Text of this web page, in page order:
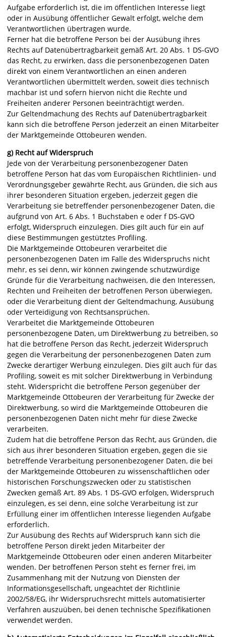
Aufgabe erforderlich ist, die im öffentlichen Interesse liegt
oder in Ausübung öffentlicher Gewalt erfolgt, welche dem
Verantwortlichen übertragen wurde.
Ferner hat die betroffene Person bei der Ausübung ihres
Rechts auf Datenübertragbarkeit gemäß Art. 20 Abs. 1 DS-GVO
das Recht, zu erwirken, dass die personenbezogenen Daten
direkt von einem Verantwortlichen an einen anderen
Verantwortlichen übermittelt werden, soweit dies technisch
machbar ist und sofern hiervon nicht die Rechte und
Freiheiten anderer Personen beeinträchtigt werden.
Zur Geltendmachung des Rechts auf Datenübertragbarkeit
kann sich die betroffene Person jederzeit an einen Mitarbeiter
der Marktgemeinde Ottobeuren wenden.
g) Recht auf Widerspruch
Jede von der Verarbeitung personenbezogener Daten
betroffene Person hat das vom Europäischen Richtlinien- und
Verordnungsgeber gewährte Recht, aus Gründen, die sich aus
ihrer besonderen Situation ergeben, jederzeit gegen die
Verarbeitung sie betreffender personenbezogener Daten, die
aufgrund von Art. 6 Abs. 1 Buchstaben e oder f DS-GVO
erfolgt, Widerspruch einzulegen. Dies gilt auch für ein auf
diese Bestimmungen gestütztes Profiling.
Die Marktgemeinde Ottobeuren verarbeitet die
personenbezogenen Daten im Falle des Widerspruchs nicht
mehr, es sei denn, wir können zwingende schutzwürdige
Gründe für die Verarbeitung nachweisen, die den Interessen,
Rechten und Freiheiten der betroffenen Person überwiegen,
oder die Verarbeitung dient der Geltendmachung, Ausübung
oder Verteidigung von Rechtsansprüchen.
Verarbeitet die Marktgemeinde Ottobeuren
personenbezogene Daten, um Direktwerbung zu betreiben, so
hat die betroffene Person das Recht, jederzeit Widerspruch
gegen die Verarbeitung der personenbezogenen Daten zum
Zwecke derartiger Werbung einzulegen. Dies gilt auch für das
Profiling, soweit es mit solcher Direktwerbung in Verbindung
steht. Widerspricht die betroffene Person gegenüber der
Marktgemeinde Ottobeuren der Verarbeitung für Zwecke der
Direktwerbung, so wird die Marktgemeinde Ottobeuren die
personenbezogenen Daten nicht mehr für diese Zwecke
verarbeiten.
Zudem hat die betroffene Person das Recht, aus Gründen, die
sich aus ihrer besonderen Situation ergeben, gegen die sie
betreffende Verarbeitung personenbezogener Daten, die bei
der Marktgemeinde Ottobeuren zu wissenschaftlichen oder
historischen Forschungszwecken oder zu statistischen
Zwecken gemäß Art. 89 Abs. 1 DS-GVO erfolgen, Widerspruch
einzulegen, es sei denn, eine solche Verarbeitung ist zur
Erfüllung einer im öffentlichen Interesse liegenden Aufgabe
erforderlich.
Zur Ausübung des Rechts auf Widerspruch kann sich die
betroffene Person direkt jeden Mitarbeiter der
Marktgemeinde Ottobeuren oder einen anderen Mitarbeiter
wenden. Der betroffenen Person steht es ferner frei, im
Zusammenhang mit der Nutzung von Diensten der
Informationsgesellschaft, ungeachtet der Richtlinie
2002/58/EG, ihr Widerspruchsrecht mittels automatisierter
Verfahren auszuüben, bei denen technische Spezifikationen
verwendet werden.